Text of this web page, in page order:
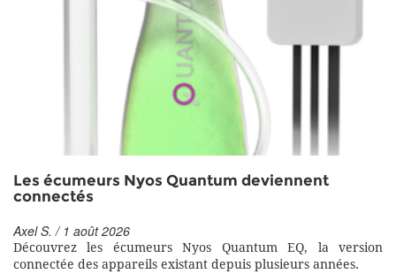
Les écumeurs Nyos Quantum deviennent
connectés
Axel S. / 1 août 2026
Découvrez les écumeurs Nyos Quantum EQ, la version
connectée des appareils existant depuis plusieurs années.